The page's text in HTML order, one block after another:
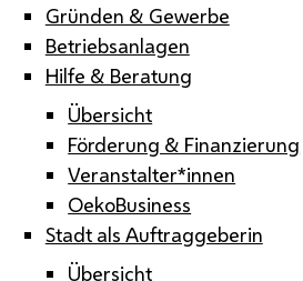
Gründen & Gewerbe
Betriebsanlagen
Hilfe & Beratung
Übersicht
Förderung & Finanzierung
Veranstalter*innen
OekoBusiness
Stadt als Auftraggeberin
Übersicht